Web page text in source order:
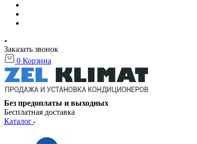
Заказать звонок
0 Корзина
Без предоплаты и выходных
Бесплатная доставка
Каталог